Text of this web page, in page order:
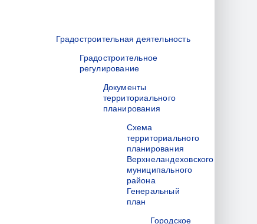
Градостроительная деятельность
Градостроительное
регулирование
Документы
территориального
планирования
Схема
территориального
планирования
Верхнеландеховского
муниципального
района
Генеральный
план
Городское